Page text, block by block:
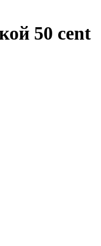
50 cent